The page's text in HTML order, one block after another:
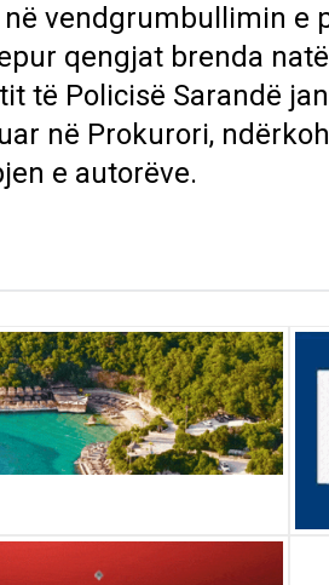
vendgrumbullimin e
qengjat brenda
të Policisë Sarandë
në Prokurori,
e autorëve.